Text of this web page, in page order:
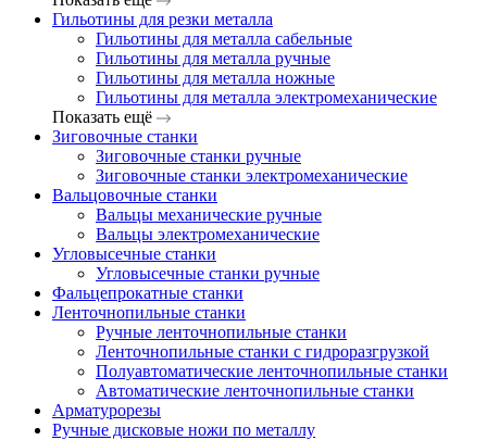
Гильотины для резки металла
Гильотины для металла сабельные
Гильотины для металла ручные
Гильотины для металла ножные
Гильотины для металла электромеханические
Показать ещё
Зиговочные станки
Зиговочные станки ручные
Зиговочные станки электромеханические
Вальцовочные станки
Вальцы механические ручные
Вальцы электромеханические
Угловысечные станки
Угловысечные станки ручные
Фальцепрокатные станки
Ленточнопильные станки
Ручные ленточнопильные станки
Ленточнопильные станки с гидроразгрузкой
Полуавтоматические ленточнопильные станки
Автоматические ленточнопильные станки
Арматурорезы
Ручные дисковые ножи по металлу